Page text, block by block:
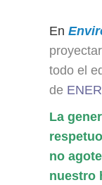
En
todo el
de
La
no
nuestro